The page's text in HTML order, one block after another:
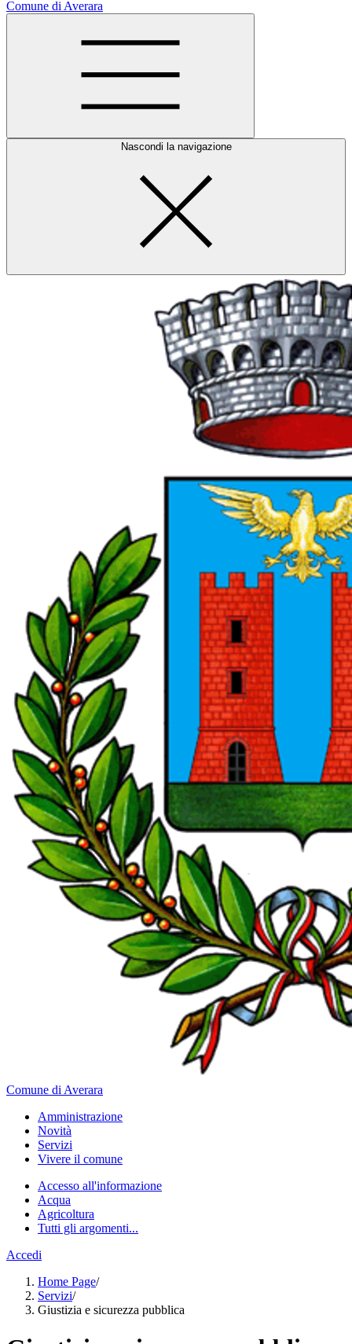
Comune di Averara
Nascondi la navigazione
Comune di Averara
Amministrazione
Novità
Servizi
Vivere il comune
Accesso all'informazione
Acqua
Agricoltura
Tutti gli argomenti...
Accedi
Home Page/
Servizi/
Giustizia e sicurezza pubblica